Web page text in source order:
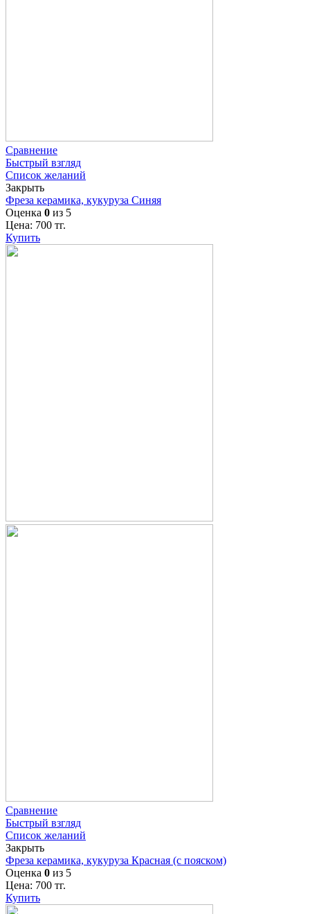
Сравнение
Быстрый взгляд
Список желаний
Закрыть
Фреза керамика, кукуруза Синяя
Оценка 0 из 5
Цена: 700 тг.
Купить
Сравнение
Быстрый взгляд
Список желаний
Закрыть
Фреза керамика, кукуруза Красная (с пояском)
Оценка 0 из 5
Цена: 700 тг.
Купить